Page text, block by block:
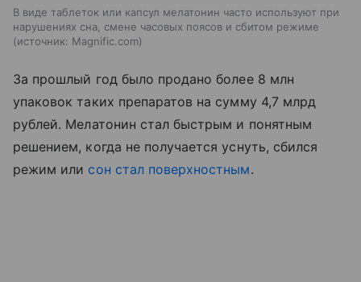
В виде таблеток или капсул мелатонин часто используют при
нарушениях сна, смене часовых поясов и сбитом режиме
источник: Magnific.com
За прошлый год было продано более 8 млн
упаковок таких препаратов на сумму 4,7 млрд
рублей. Мелатонин стал быстрым и понятным
решением, когда не получается уснуть, сбился
режим или сон стал поверхностным.